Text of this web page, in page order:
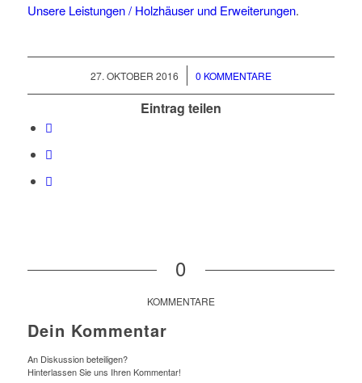
Unsere Leistungen / Holzhäuser und Erweiterungen.
27. OKTOBER 2016
/ 0 KOMMENTARE
Eintrag teilen
0
KOMMENTARE
Dein Kommentar
An Diskussion beteiligen?
Hinterlassen Sie uns Ihren Kommentar!